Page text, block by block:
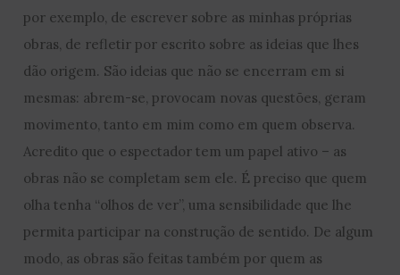
por exemplo, de escrever sobre as minhas próprias
obras, de refletir por escrito sobre as ideias que lhes
dão origem. São ideias que não se encerram em si
mesmas: abrem-se, provocam novas questões, geram
movimento, tanto em mim como em quem observa.
Acredito que o espectador tem um papel ativo – as
obras não se completam sem ele. É preciso que quem
olha tenha “olhos de ver”, uma sensibilidade que lhe
permita participar na construção de sentido. De algum
modo, as obras são feitas também por quem as